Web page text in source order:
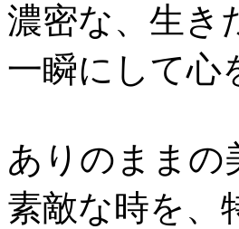
濃密な、生き
一瞬にして心
ありのままの
素敵な時を、